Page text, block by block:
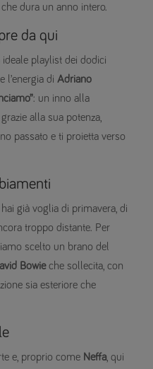
dura un anno intero.
da qui
playlist dei dodici
l’energia di Adriano
: un inno alla
alla sua potenza,
passato e ti proietta verso
già voglia di primavera, di
troppo distante. Per
scelto un brano del
Bowieche sollecita, con
sia esteriore che
e, proprio come Neffa , qui